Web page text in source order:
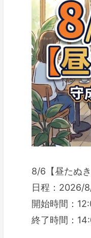
8/6【昼たぬき
日程：2026/
開始時間：
終了時間：